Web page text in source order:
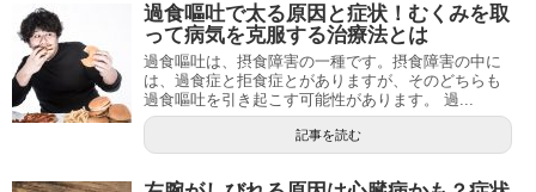
過食嘔吐で太る原因と症状！むくみを取
って病気を克服する治療法とは
過食嘔吐は、摂食障害の一種です。摂食障害の中に
は、過食症と拒食症とがありますが、そのどちらも
過食嘔吐を引き起こす可能性があります。 過...
記事を読む